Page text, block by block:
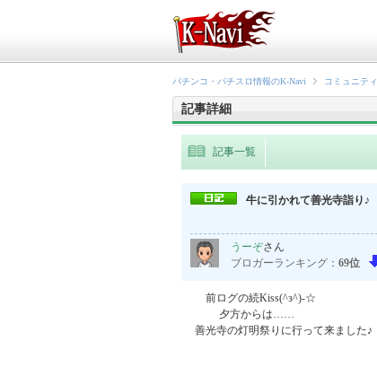
パチンコ・パチスロ情報のK-Navi コミュニティ
記事詳細
記事一覧
牛に引かれて善光寺詣り♪
うーぞさん
ブロガーランキング： 69位